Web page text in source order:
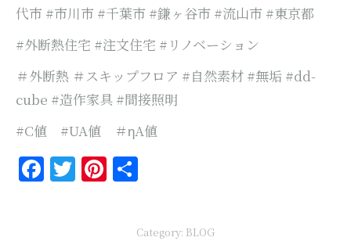
代市 #市川市 #千葉市 #鎌ヶ谷市 #流山市 #東京都
#外断熱住宅 #注文住宅 #リノベーション
＃外断熱 ＃スキップフロア #自然素材 #無垢 #dd-
cube #造作家具 #間接照明
#C値 #UA値 ＃ηA値
Facebook
Twitter
Pinterest
Category: BLOG